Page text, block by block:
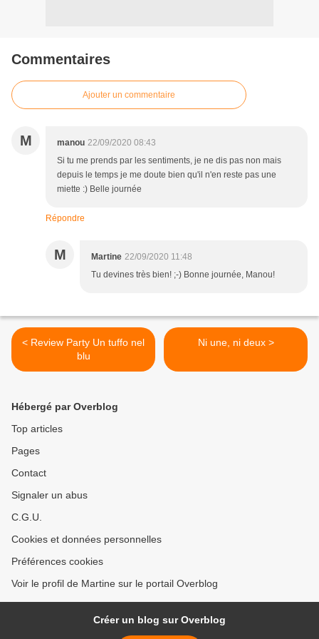
Commentaires
Ajouter un commentaire
M manou 22/09/2020 08:43
Si tu me prends par les sentiments, je ne dis pas non mais
depuis le temps je me doute bien qu'il n'en reste pas une
miette :) Belle journée
Répondre
M Martine 22/09/2020 11:48
Tu devines très bien! ;-) Bonne journée, Manou!
< Review Party Un tuffo nel
blu
Ni une, ni deux >
Hébergé par Overblog
Top articles
Pages
Contact
Signaler un abus
C.G.U.
Cookies et données personnelles
Préférences cookies
Voir le profil de Martine sur le portail Overblog
Créer un blog sur Overblog